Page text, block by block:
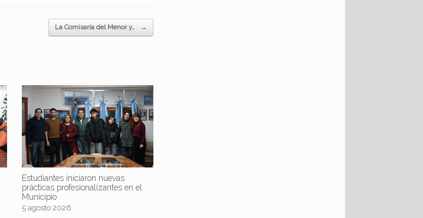
La Comisaría del Menor y… →
Estudiantes iniciaron nuevas
prácticas profesionalizantes en el
Municipio
5 agosto 2026